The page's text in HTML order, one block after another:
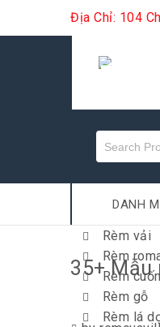
Địa Chỉ: 104
DANH
Rèm vải
Rèm
Rèm
Rèm gỗ
Rèm lá
35+ Mẫu